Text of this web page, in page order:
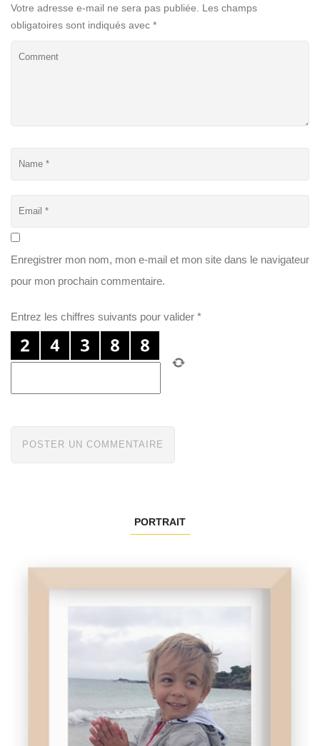
Votre adresse e-mail ne sera pas publiée.
Les champs
obligatoires sont indiqués avec *
Enregistrer mon nom, mon e-mail et mon site dans le navigateur
pour mon prochain commentaire.
Entrez les chiffres suivants pour valider *
PORTRAIT